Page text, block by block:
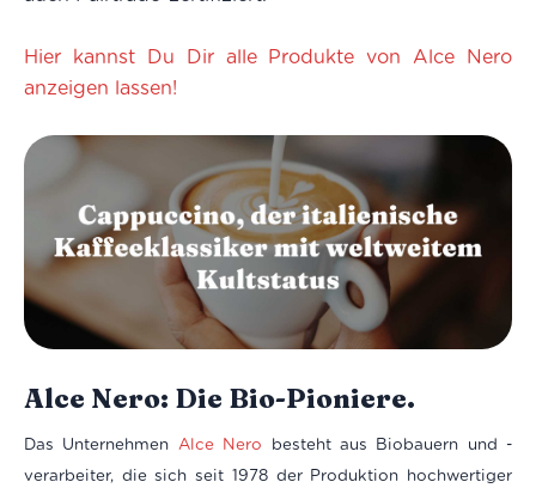
Hier kannst Du Dir alle Produkte von Alce Nero
anzeigen lassen!
Alce Nero: Die Bio-Pioniere.
Das Unternehmen Alce Nero besteht aus Biobauern und -
verarbeiter, die sich seit 1978 der Produktion hochwertiger